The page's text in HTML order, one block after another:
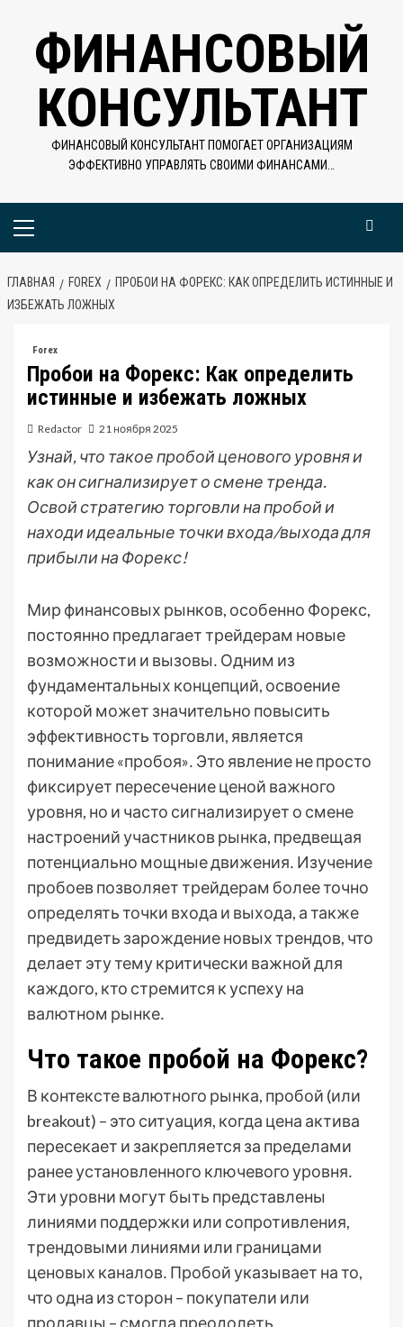
содержимому
ФИНАНСОВЫЙ
КОНСУЛЬТАНТ
ФИНАНСОВЫЙ КОНСУЛЬТАНТ ПОМОГАЕТ ОРГАНИЗАЦИЯМ
ЭФФЕКТИВНО УПРАВЛЯТЬ СВОИМИ ФИНАНСАМИ…
Основное
ГЛАВНАЯ FOREX
ПРОБОИ НА ФОРЕКС: КАК ОПРЕДЕЛИТЬ ИСТИННЫЕ И
ИЗБЕЖАТЬ ЛОЖНЫХ
Forex
Пробои на Форекс: Как определить
истинные и избежать ложных
Redactor 21 ноября 2025
Узнай, что такое пробой ценового уровня и
как он сигнализирует о смене тренда.
Освой стратегию торговли на пробой и
находи идеальные точки входа/выхода для
прибыли на Форекс!
Мир финансовых рынков, особенно Форекс,
постоянно предлагает трейдерам новые
возможности и вызовы․ Одним из
фундаментальных концепций, освоение
которой может значительно повысить
эффективность торговли, является
понимание «пробоя»․ Это явление не просто
фиксирует пересечение ценой важного
уровня, но и часто сигнализирует о смене
настроений участников рынка, предвещая
потенциально мощные движения․ Изучение
пробоев позволяет трейдерам более точно
определять точки входа и выхода, а также
предвидеть зарождение новых трендов, что
делает эту тему критически важной для
каждого, кто стремится к успеху на
валютном рынке․
Что такое пробой на Форекс?
В контексте валютного рынка, пробой (или
breakout) – это ситуация, когда цена актива
пересекает и закрепляется за пределами
ранее установленного ключевого уровня․
Эти уровни могут быть представлены
линиями поддержки или сопротивления,
трендовыми линиями или границами
ценовых каналов․ Пробой указывает на то,
что одна из сторон – покупатели или
продавцы – смогла преодолеть